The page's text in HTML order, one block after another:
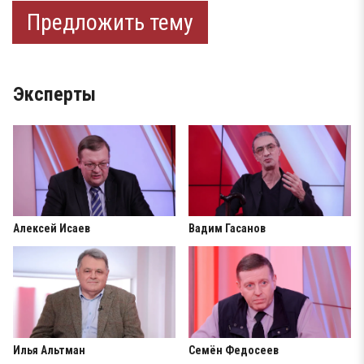
Предложить тему
Эксперты
Алексей Исаев Вадим Гасанов
Илья Альтман Семён Федосеев